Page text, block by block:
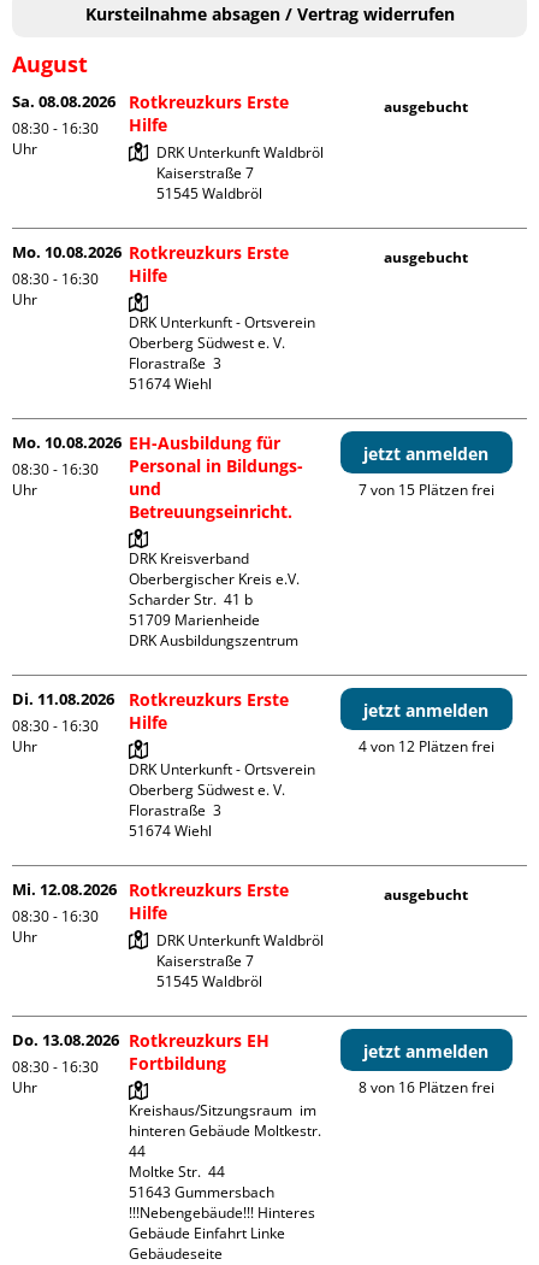
Kursteilnahme absagen / Vertrag widerrufen
August
Sa. 08.08.2026
08:30 - 16:30
Uhr
Rotkreuzkurs Erste
Hilfe
DRK Unterkunft Waldbröl
Kaiserstraße 7
ausgebucht
Mo. 10.08.2026
08:30 - 16:30
Uhr
Rotkreuzkurs Erste
Hilfe
DRK Unterkunft - Ortsverein
Oberberg Südwest e. V.
Florastraße  3
ausgebucht
Mo. 10.08.2026
08:30 - 16:30
Uhr
EH-Ausbildung für
Personal in Bildungs-
und
Betreuungseinricht.
DRK Kreisverband
Oberbergischer Kreis e.V.
Scharder Str.  41 b
51709 Marienheide
DRK Ausbildungszentrum
jetzt anmelden
7 von 15 Plätzen frei
Di. 11.08.2026
08:30 - 16:30
Uhr
Rotkreuzkurs Erste
Hilfe
DRK Unterkunft - Ortsverein
Oberberg Südwest e. V.
Florastraße  3
jetzt anmelden
4 von 12 Plätzen frei
Mi. 12.08.2026
08:30 - 16:30
Uhr
Rotkreuzkurs Erste
Hilfe
DRK Unterkunft Waldbröl
Kaiserstraße 7
ausgebucht
Do. 13.08.2026
08:30 - 16:30
Uhr
Rotkreuzkurs EH
Fortbildung
Kreishaus/Sitzungsraum  im
hinteren Gebäude Moltkestr.
44
Moltke Str.  44
51643 Gummersbach
!!!Nebengebäude!!! Hinteres
Gebäude Einfahrt Linke
Gebäudeseite
jetzt anmelden
8 von 16 Plätzen frei